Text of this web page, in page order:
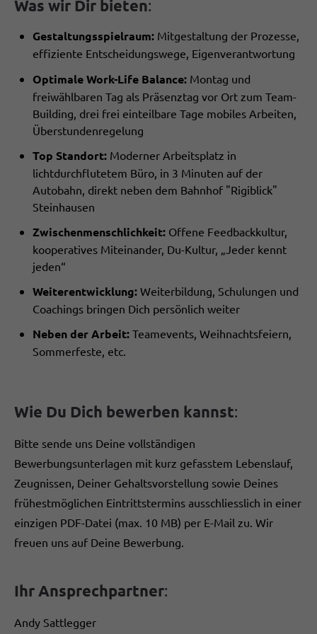
Was wir Dir bieten:
Gestaltungsspielraum: Mitgestaltung der Prozesse,
effiziente Entscheidungswege, Eigenverantwortung
Optimale Work-Life Balance: Montag und
freiwählbaren Tag als Präsenztag vor Ort zum Team-
Building, drei frei einteilbare Tage mobiles Arbeiten,
Überstundenregelung
Top Standort: Moderner Arbeitsplatz in
lichtdurchflutetem Büro, in 3 Minuten auf der
Autobahn, direkt neben dem Bahnhof "Rigiblick"
Steinhausen
Zwischenmenschlichkeit: Offene Feedbackkultur,
kooperatives Miteinander, Du-Kultur, „Jeder kennt
jeden“
Weiterentwicklung: Weiterbildung, Schulungen und
Coachings bringen Dich persönlich weiter
Neben der Arbeit: Teamevents, Weihnachtsfeiern,
Sommerfeste, etc.
Wie Du Dich bewerben kannst:
Bitte sende uns Deine vollständigen
Bewerbungsunterlagen mit kurz gefasstem Lebenslauf,
Zeugnissen, Deiner Gehaltsvorstellung sowie Deines
frühestmöglichen Eintrittstermins ausschliesslich in einer
einzigen PDF-Datei (max. 10 MB) per E-Mail zu. Wir
freuen uns auf Deine Bewerbung.
Ihr Ansprechpartner:
Andy Sattlegger